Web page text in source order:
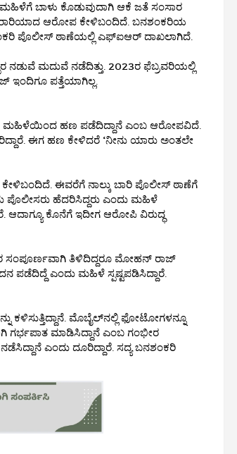
ಬಾಳು ಕೊಡುವುದಾಗಿ ಆಕೆ ಜತೆ ಸಂಸಾರ
ಆರೋಪ ಕೇಳಿಬಂದಿದೆ. ಬನಶಂಕರಿಯ
ಪೊಲೀಸ್ ಠಾಣೆಯಲ್ಲಿ ಎಫ್‌ಐಆರ್ ದಾಖಲಾಗಿದೆ.
ನಡುವೆ ಮದುವೆ ನಡೆದಿತ್ತು. 2023ರ ಫೆಬ್ರವರಿಯಲ್ಲಿ
ಇಂದಿಗೂ ಪತ್ತೆಯಾಗಿಲ್ಲ.
ಮಹಿಳೆಯಿಂದ ಹಣ ಪಡೆದಿದ್ದಾನೆ ಎಂಬ ಆರೋಪವಿದೆ.
ಈಗ ಹಣ ಕೇಳಿದರೆ ‘ನೀನು ಯಾರು ಅಂತಲೇ
ಈವರೆಗೆ ನಾಲ್ಕು ಬಾರಿ ಪೊಲೀಸ್ ಠಾಣೆಗೆ
ಪೊಲೀಸರು ಹೆದರಿಸಿದ್ದರು ಎಂದು ಮಹಿಳೆ
ಆದಾಗ್ಯೂ ಕೊನೆಗೆ ಇದೀಗ ಆರೋಪಿ ವಿರುದ್ಧ
ಸಂಪೂರ್ಣವಾಗಿ ತಿಳಿದಿದ್ದರೂ ಮೋಹನ್ ರಾಜ್
ಪಡೆದಿದ್ದೆ ಎಂದು ಮಹಿಳೆ ಸ್ಪಷ್ಟಪಡಿಸಿದ್ದಾರೆ.
ಮೊಬೈಲ್‌ನಲ್ಲಿ ಫೋಟೋಗಳನ್ನೂ
ಮಾಡಿಸಿದ್ದಾನೆ ಎಂಬ ಗಂಭೀರ
ಎಂದು ದೂರಿದ್ದಾರೆ. ಸದ್ಯ ಬನಶಂಕರಿ